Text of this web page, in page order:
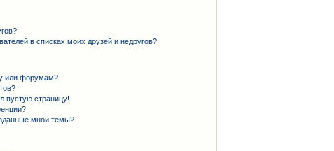
в списках моих друзей и недругов?
или форумам?
пустую страницу!
мной темы?